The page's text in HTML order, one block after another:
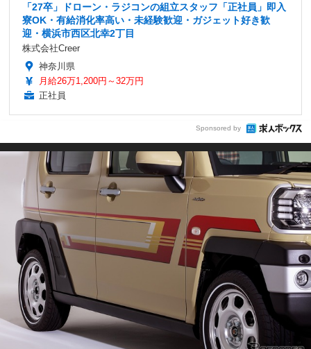
「27卒」ドローン・ラジコンの組立スタッフ「正社員」即入
寮OK・有給消化率高い・未経験歓迎・ガジェット好き歓
迎・横浜市西区北幸2丁目
株式会社Creer
神奈川県
月給26万1,200円～32万円
正社員
Sponsored by